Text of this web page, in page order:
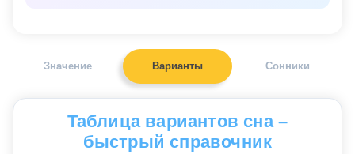
Значение Варианты Сонники
Таблица вариантов сна –
быстрый справочник